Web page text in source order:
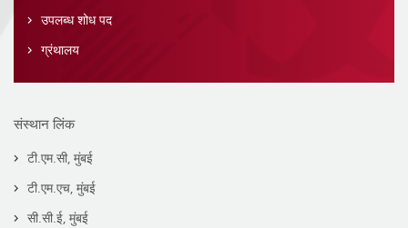
उपलब्ध शोध पद
ग्रंथालय
संस्थान लिंक
टी.एम.सी, मुंबई
टी.एम.एच, मुंबई
सी.सी.ई, मुंबई